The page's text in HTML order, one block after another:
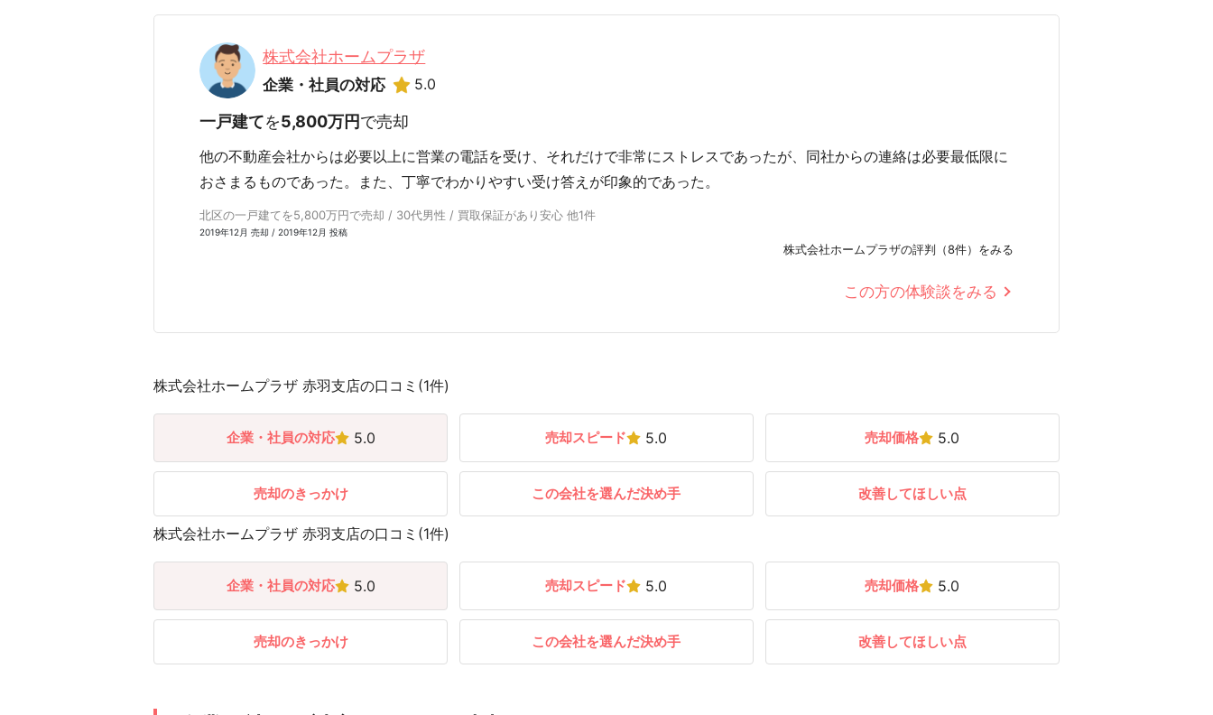
株式会社ホームプラザ
企業・社員の対応 5.0
一戸建てを5,800万円で売却
他の不動産会社からは必要以上に営業の電話を受け、それだけで非常にストレスであったが、同社からの連絡は必要最低限に
おさまるものであった。また、丁寧でわかりやすい受け答えが印象的であった。
北区の一戸建てを5,800万円で売却 / 30代男性 / 買取保証があり安心 他1件
2019年12月 売却 / 2019年12月 投稿
株式会社ホームプラザの評判（8件）をみる
この方の体験談をみる
株式会社ホームプラザ 赤羽支店の口コミ(1件)
企業・社員の対応 5.0 売却スピード 5.0 売却価格 5.0
売却のきっかけ この会社を選んだ決め手 改善してほしい点
株式会社ホームプラザ 赤羽支店の口コミ(1件)
企業・社員の対応 5.0 売却スピード 5.0 売却価格 5.0
売却のきっかけ この会社を選んだ決め手 改善してほしい点